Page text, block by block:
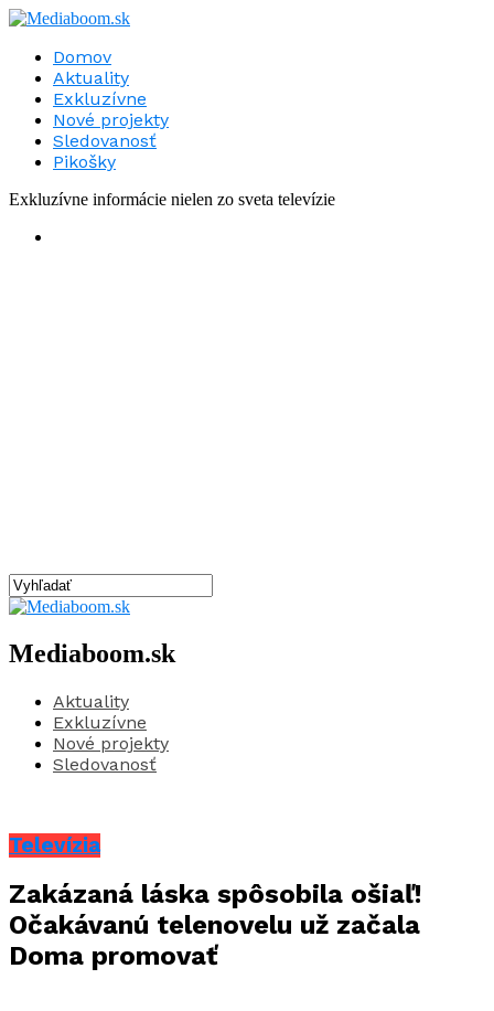
Domov
Aktuality
Exkluzívne
Nové projekty
Sledovanosť
Pikošky
Exkluzívne informácie nielen zo sveta televízie
Mediaboom.sk
Aktuality
Exkluzívne
Nové projekty
Sledovanosť
Televízia
Zakázaná láska spôsobila ošiaľ!
Očakávanú telenovelu už začala
Doma promovať